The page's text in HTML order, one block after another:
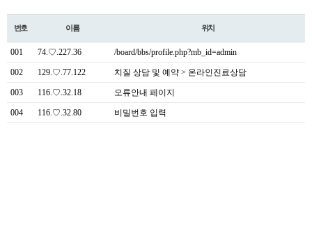
번호 이름 위치
001 74.♡.227.36 /board/bbs/profile.php?mb_id=admin
002 129.♡.77.122 치질 상담 및 예약 > 온라인진료상담
003 116.♡.32.18 오류안내 페이지
004 116.♡.32.80 비밀번호 입력